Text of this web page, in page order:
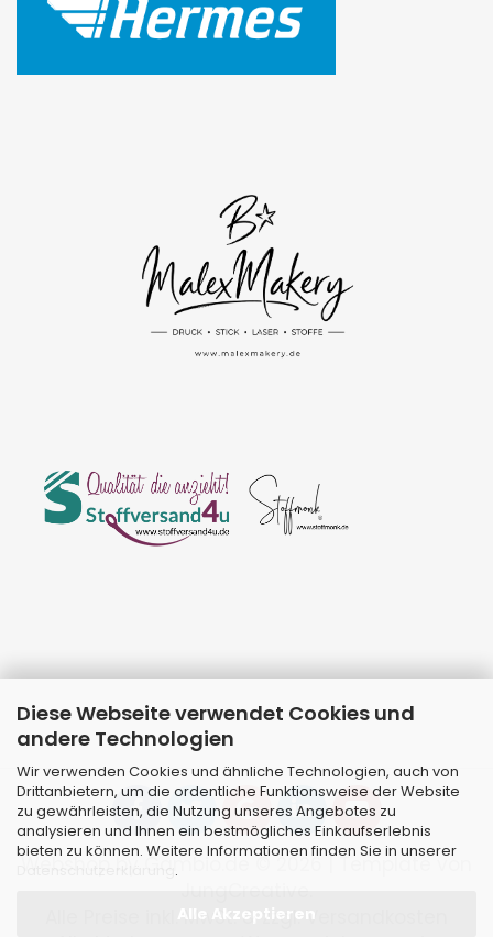
Diese Webseite verwendet Cookies und
andere Technologien
Wir verwenden Cookies und ähnliche Technologien, auch von
Drittanbietern, um die ordentliche Funktionsweise der Website
zu gewährleisten, die Nutzung unseres Angebotes zu
analysieren und Ihnen ein bestmögliches Einkaufserlebnis
bieten zu können. Weitere Informationen finden Sie in unserer
.
Alle Akzeptieren
Webshopby Gambio.de © 2026 | Template von
Alle Preise inkl. MwSt. & zzgl. Versandkosten